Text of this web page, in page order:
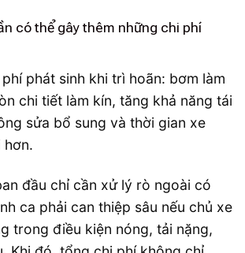
có thể gây thêm những chi phí
phát sinh khi trì hoãn: bơm làm
chi tiết làm kín, tăng khả năng tái
sửa bổ sung và thời gian xe
hơn.
đầu chỉ cần xử lý rò ngoài có
ca phải can thiệp sâu nếu chủ xe
trong điều kiện nóng, tải nặng,